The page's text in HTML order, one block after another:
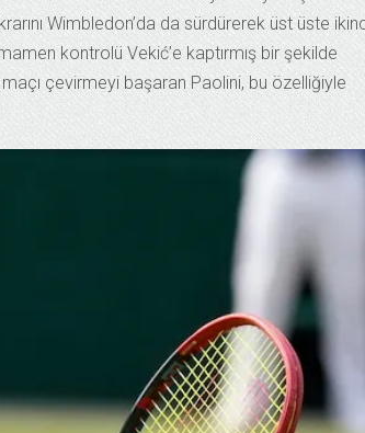
Wimbledon’da da sürdürerek üst üste
kontrolü Vekić’e kaptırmış bir şekilde
çevirmeyi başaran Paolini, bu özelliğiyle